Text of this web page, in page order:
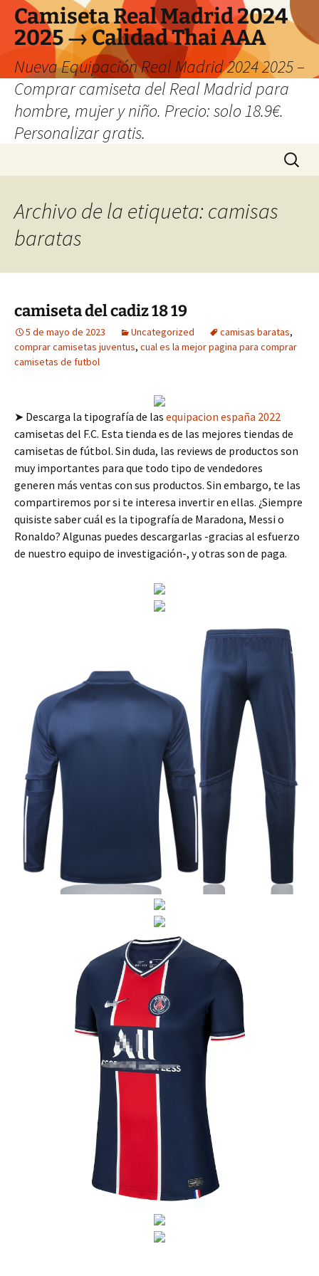
Camiseta Real Madrid 2024
2025 → Calidad Thai AAA
Nueva Equipación Real Madrid 2024 2025 –
Comprar camiseta del Real Madrid para
hombre, mujer y niño. Precio: solo 18.9€.
Personalizar gratis.
Buscar:
Archivo de la etiqueta: camisas
baratas
camiseta del cadiz 18 19
5 de mayo de 2023 Uncategorized camisas baratas,
comprar camisetas juventus, cual es la mejor pagina para comprar
camisetas de futbol
➤ Descarga la tipografía de las equipacion españa 2022
camisetas del F.C. Esta tienda es de las mejores tiendas de
camisetas de fútbol. Sin duda, las reviews de productos son
muy importantes para que todo tipo de vendedores
generen más ventas con sus productos. Sin embargo, te las
compartiremos por si te interesa invertir en ellas. ¿Siempre
quisiste saber cuál es la tipografía de Maradona, Messi o
Ronaldo? Algunas puedes descargarlas -gracias al esfuerzo
de nuestro equipo de investigación-, y otras son de paga.